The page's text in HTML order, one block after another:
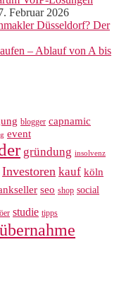
Februar 2026
Düsseldorf? Der
– Ablauf von A bis
blogger capnamic
event
gründung insolvenz
Investoren kauf köln
seo shop social
studie tipps
übernahme